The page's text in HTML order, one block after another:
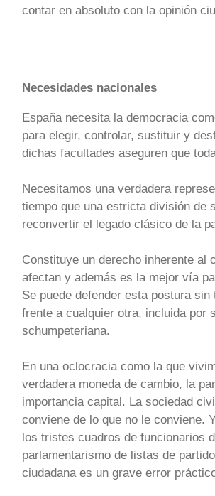
contar en absoluto con la opinión
Necesidades nacionales
España necesita la democracia
para elegir, controlar, sustituir y
dichas facultades aseguren que
Necesitamos una verdadera
tiempo que una estricta división de
reconvertir el legado clásico de la
Constituye un derecho inherente al
afectan y además es la mejor vía
Se puede defender esta postura
frente a cualquier otra, incluida por
schumpeteriana.
En una oclocracia como la que
verdadera moneda de cambio, la
importancia capital. La sociedad
conviene de lo que no le conviene.
los tristes cuadros de funcionarios
parlamentarismo de listas de
ciudadana es un grave error